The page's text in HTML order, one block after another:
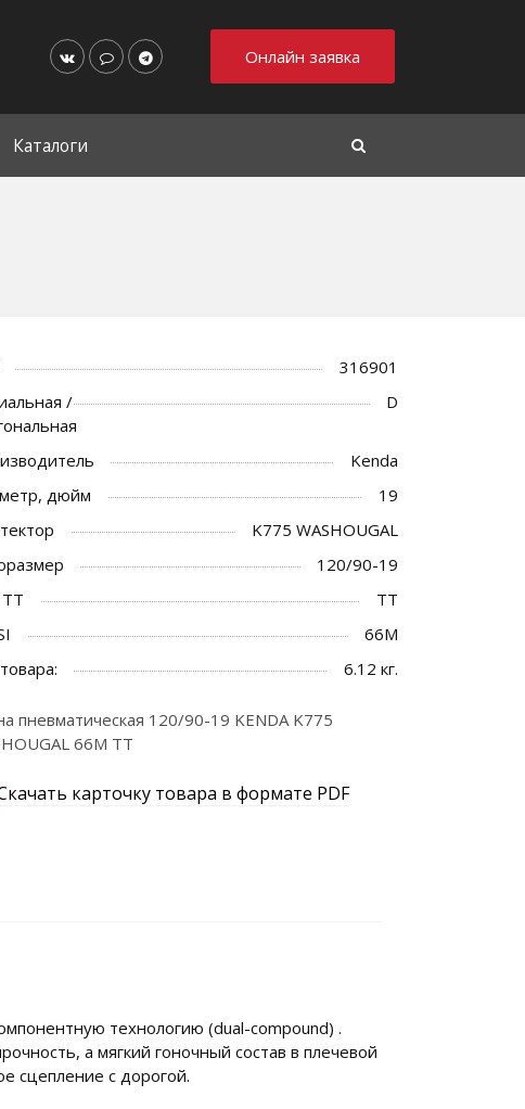
Онлайн заявка
Каталоги
316901
/
D
Kenda
дюйм
19
K775 WASHOUGAL
120/90-19
TT
66M
6.12 кг.
пневматическая 120/90-19 KENDA K775
66M TT
карточку товара в формате PDF
технологию (dual-compound) .
а мягкий гоночный состав в плечевой
сцепление с дорогой.